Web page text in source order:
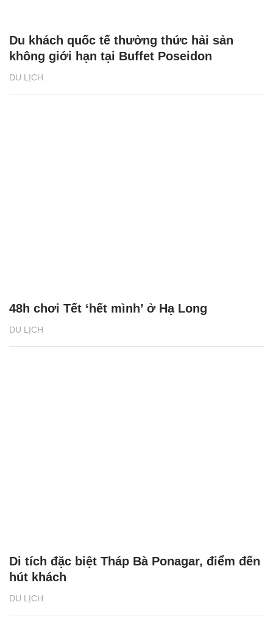
DU LỊCH
Du khách quốc tế thưởng thức hải sản
không giới hạn tại Buffet Poseidon
DU LỊCH
48h chơi Tết ‘hết mình’ ở Hạ Long
DU LỊCH
Di tích đặc biệt Tháp Bà Ponagar, điểm đến
hút khách